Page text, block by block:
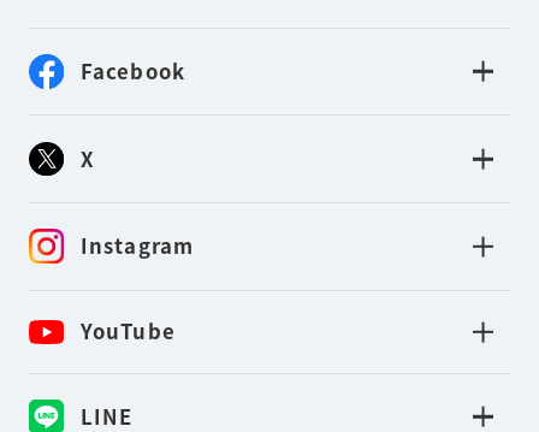
Facebook
X
Instagram
YouTube
LINE